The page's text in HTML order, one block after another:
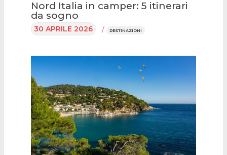
Nord Italia in camper: 5 itinerari
da sogno
30 APRILE 2026 / DESTINAZIONI